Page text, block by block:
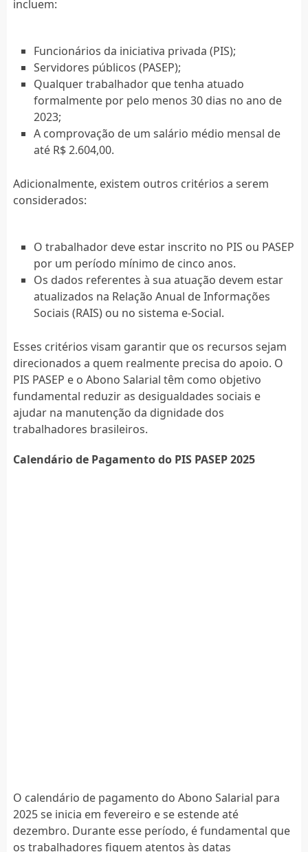
incluem:
Funcionários da iniciativa privada (PIS);
Servidores públicos (PASEP);
Qualquer trabalhador que tenha atuado
formalmente por pelo menos 30 dias no ano de
2023;
A comprovação de um salário médio mensal de
até R$ 2.604,00.
Adicionalmente, existem outros critérios a serem
considerados:
O trabalhador deve estar inscrito no PIS ou PASEP
por um período mínimo de cinco anos.
Os dados referentes à sua atuação devem estar
atualizados na Relação Anual de Informações
Sociais (RAIS) ou no sistema e-Social.
Esses critérios visam garantir que os recursos sejam
direcionados a quem realmente precisa do apoio. O
PIS PASEP e o Abono Salarial têm como objetivo
fundamental reduzir as desigualdades sociais e
ajudar na manutenção da dignidade dos
trabalhadores brasileiros.
Calendário de Pagamento do PIS PASEP 2025
O calendário de pagamento do Abono Salarial para
2025 se inicia em fevereiro e se estende até
dezembro. Durante esse período, é fundamental que
os trabalhadores fiquem atentos às datas